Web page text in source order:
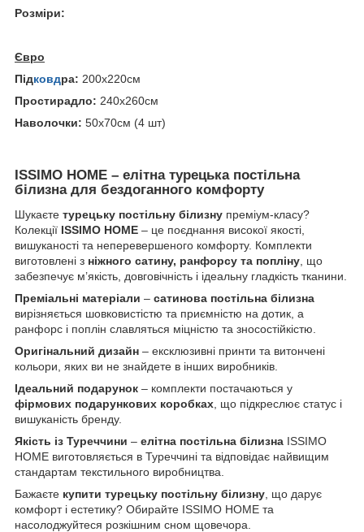
Розміри:
Євро
Підковдра: 200х220см
Простирадло: 240х260см
Наволочки: 50х70см (4 шт)
ISSIMO HOME – елітна турецька постільна
білизна для бездоганного комфорту
Шукаєте турецьку постільну білизну преміум-класу?
Колекції ISSIMO HOME – це поєднання високої якості,
вишуканості та неперевершеного комфорту. Комплекти
виготовлені з ніжного сатину, ранфорсу та попліну , що
забезпечує м’якість, довговічність і ідеальну гладкість тканини.
Преміальні матеріали – сатинова постільна білизна
вирізняється шовковистістю та приємністю на дотик, а
ранфорс і поплін славляться міцністю та зносостійкістю.
Оригінальний дизайн – ексклюзивні принти та витончені
кольори, яких ви не знайдете в інших виробників.
Ідеальний подарунок – комплекти постачаються у
фірмових подарункових коробках , що підкреслює статус і
вишуканість бренду.
Якість із Туреччини – елітна постільна білизна ISSIMO
HOME виготовляється в Туреччині та відповідає найвищим
стандартам текстильного виробництва.
Бажаєте купити турецьку постільну білизну , що дарує
комфорт і естетику? Обирайте ISSIMO HOME та
насолоджуйтеся розкішним сном щовечора.